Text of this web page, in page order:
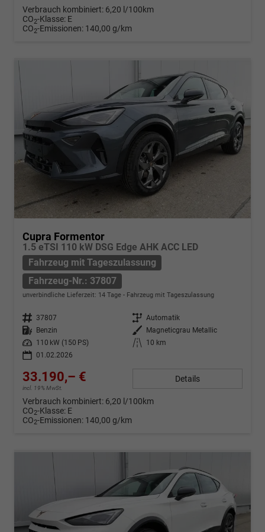
Verbrauch kombiniert: 6,20 l/100km
CO2-Klasse: E
CO2-Emissionen: 140,00 g/km
Cupra Formentor
1.5 eTSI 110 kW DSG Edge AHK ACC LED
Fahrzeug mit Tageszulassung
Fahrzeug-Nr.: 37807
unverbindliche Lieferzeit: 14 Tage Fahrzeug mit Tageszulassung
Fahrzeug-Nr. 37807 Getriebe Automatik
Kraftstoff Benzin Außenfarbe
Magneticgrau Metallic
Leistung
110 kW (150 PS) Kilometerstand
10 km
01.02.2026
33.190,– €
incl. 19% MwSt.
Details
Verbrauch kombiniert: 6,20 l/100km
CO2-Klasse: E
CO2-Emissionen: 140,00 g/km